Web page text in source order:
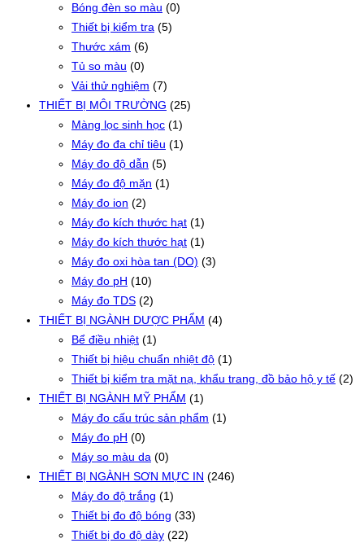
Bóng đèn so màu (0)
Thiết bị kiểm tra (5)
Thước xám (6)
Tủ so màu (0)
Vải thử nghiệm (7)
THIẾT BỊ MÔI TRƯỜNG (25)
Màng lọc sinh học (1)
Máy đo đa chỉ tiêu (1)
Máy đo độ dẫn (5)
Máy đo độ mặn (1)
Máy đo ion (2)
Máy đo kích thước hạt (1)
Máy đo kích thước hạt (1)
Máy đo oxi hòa tan (DO) (3)
Máy đo pH (10)
Máy đo TDS (2)
THIẾT BỊ NGÀNH DƯỢC PHẨM (4)
Bể điều nhiệt (1)
Thiết bị hiệu chuẩn nhiệt độ (1)
Thiết bị kiểm tra mặt nạ, khẩu trang, đồ bảo hộ y tế (2)
THIẾT BỊ NGÀNH MỸ PHẨM (1)
Máy đo cấu trúc sản phẩm (1)
Máy đo pH (0)
Máy so màu da (0)
THIẾT BỊ NGÀNH SƠN MỰC IN (246)
Máy đo độ trắng (1)
Thiết bị đo độ bóng (33)
Thiết bị đo độ dày (22)